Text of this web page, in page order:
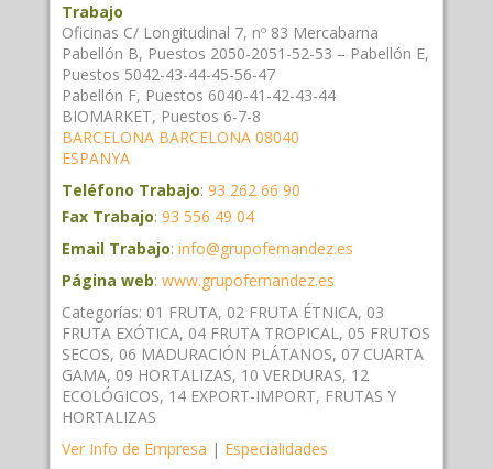
Trabajo
Oficinas C/ Longitudinal 7, nº 83 Mercabarna
Pabellón B, Puestos 2050-2051-52-53 – Pabellón E,
Puestos 5042-43-44-45-56-47
Pabellón F, Puestos 6040-41-42-43-44
BIOMARKET, Puestos 6-7-8
BARCELONA BARCELONA 08040
ESPANYA
Teléfono Trabajo: 93 262 66 90
Fax Trabajo: 93 556 49 04
Email Trabajo: info@grupofernandez.es
Página web: www.grupofernandez.es
Categorías: 01 FRUTA, 02 FRUTA ÉTNICA, 03
FRUTA EXÓTICA, 04 FRUTA TROPICAL, 05 FRUTOS
SECOS, 06 MADURACIÓN PLÁTANOS, 07 CUARTA
GAMA, 09 HORTALIZAS, 10 VERDURAS, 12
ECOLÓGICOS, 14 EXPORT-IMPORT, FRUTAS Y
HORTALIZAS
Ver Info de Empresa | Especialidades